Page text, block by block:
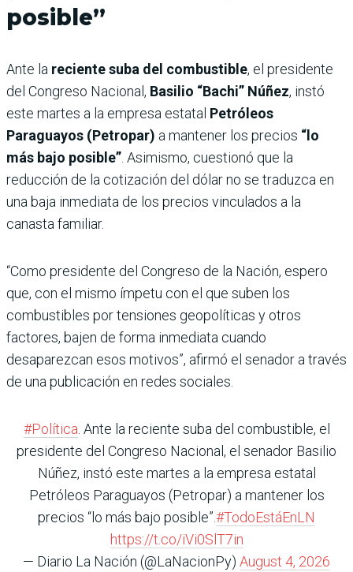
posible”
Ante la reciente suba del combustible, el presidente
del Congreso Nacional, Basilio “Bachi” Núñez, instó
este martes a la empresa estatal Petróleos
Paraguayos (Petropar) a mantener los precios “lo
más bajo posible” . Asimismo, cuestionó que la
reducción de la cotización del dólar no se traduzca en
una baja inmediata de los precios vinculados a la
canasta familiar.
“Como presidente del Congreso de la Nación, espero
que, con el mismo ímpetu con el que suben los
combustibles por tensiones geopolíticas y otros
factores, bajen de forma inmediata cuando
desaparezcan esos motivos”, afirmó el senador a través
de una publicación en redes sociales.
#Política . Ante la reciente suba del combustible, el
presidente del Congreso Nacional, el senador Basilio
Núñez, instó este martes a la empresa estatal
Petróleos Paraguayos (Petropar) a mantener los
precios “lo más bajo posible”.#TodoEstáEnLN
https://t.co/iVi0SlT7in
— Diario La Nación (@LaNacionPy) August 4, 2026